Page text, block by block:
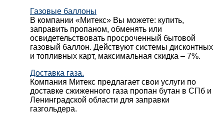
Газовые баллоны
В компании «Митекс» Вы можете: купить,
заправить пропаном, обменять или
освидетельствовать просроченный бытовой
газовый баллон. Действуют системы дисконтных
и топливных карт, максимальная скидка – 7%.
Доставка газа.
Компания Митекс предлагает свои услуги по
доставке сжиженного газа пропан бутан в СПб и
Ленинградской области для заправки
газгольдера.